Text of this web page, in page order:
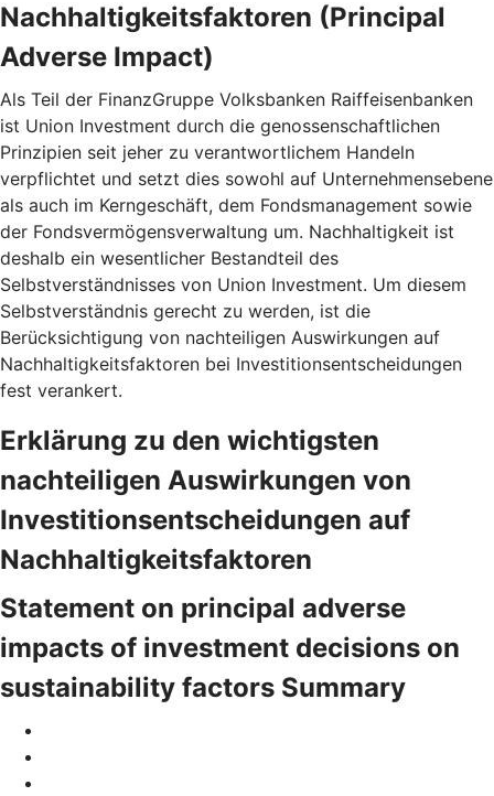
Nachhaltigkeitsfaktoren (Principal
Adverse Impact)
Als Teil der FinanzGruppe Volksbanken Raiffeisenbanken
ist Union Investment durch die genossenschaftlichen
Prinzipien seit jeher zu verantwortlichem Handeln
verpflichtet und setzt dies sowohl auf Unternehmensebene
als auch im Kerngeschäft, dem Fondsmanagement sowie
der Fondsvermögensverwaltung um. Nachhaltigkeit ist
deshalb ein wesentlicher Bestandteil des
Selbstverständnisses von Union Investment. Um diesem
Selbstverständnis gerecht zu werden, ist die
Berücksichtigung von nachteiligen Auswirkungen auf
Nachhaltigkeitsfaktoren bei Investitionsentscheidungen
fest verankert.
Erklärung zu den wichtigsten
nachteiligen Auswirkungen von
Investitionsentscheidungen auf
Nachhaltigkeitsfaktoren
Statement on principal adverse
impacts of investment decisions on
sustainability factors Summary